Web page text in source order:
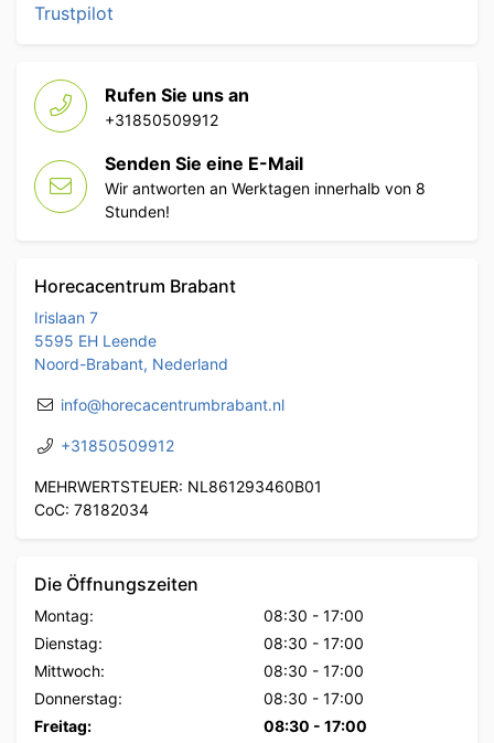
Trustpilot
Rufen Sie uns an
+31850509912
Senden Sie eine E-Mail
Wir antworten an Werktagen innerhalb von 8
Stunden!
Horecacentrum Brabant
Irislaan 7
5595 EH Leende
Noord-Brabant, Nederland
info@horecacentrumbrabant.nl
+31850509912
MEHRWERTSTEUER: NL861293460B01
CoC: 78182034
Die Öffnungszeiten
Montag: 08:30 - 17:00
Dienstag:
08:30 - 17:00
Mittwoch:
08:30 - 17:00
Donnerstag:
08:30 - 17:00
Freitag:
08:30 - 17:00